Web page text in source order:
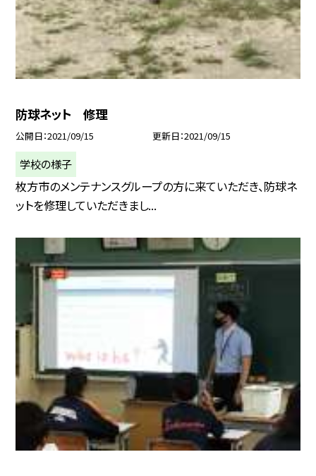
防球ネット 修理
公開日 2021/09/15 更新日 2021/09/15
学校の様子
枚方市のメンテナンスグループの方に来ていただき、防球ネ
ットを修理していただきまし...